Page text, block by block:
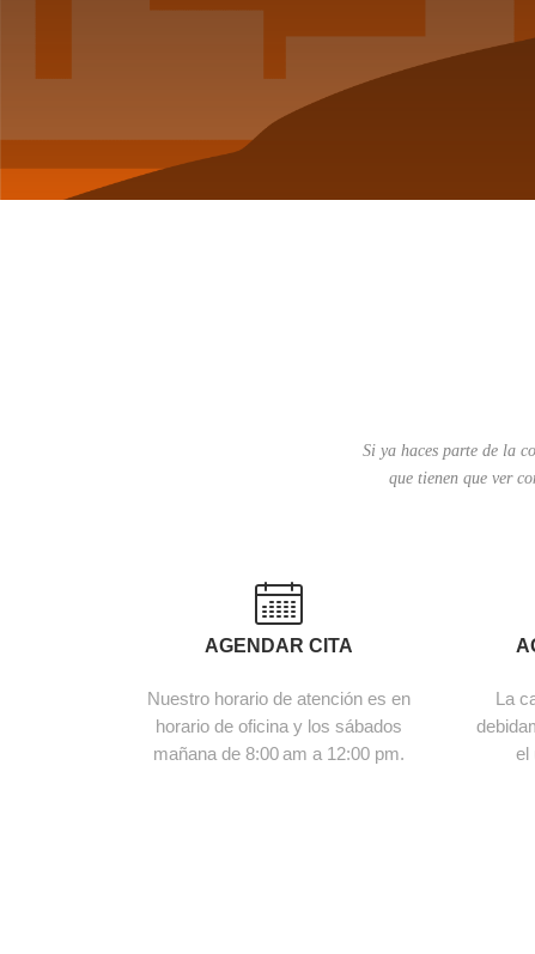
Si ya haces parte de la
que tienen que ver
AGENDAR CITA
Nuestro horario de atención es en
horario de oficina y los sábados
mañana de 8:00 am a 12:00 pm.
La
el